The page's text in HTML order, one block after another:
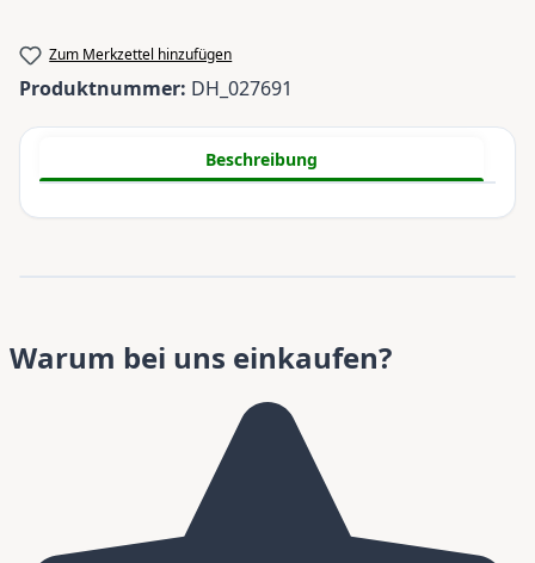
Zum Merkzettel hinzufügen
Produktnummer: DH_027691
Beschreibung
Warum bei uns einkaufen?